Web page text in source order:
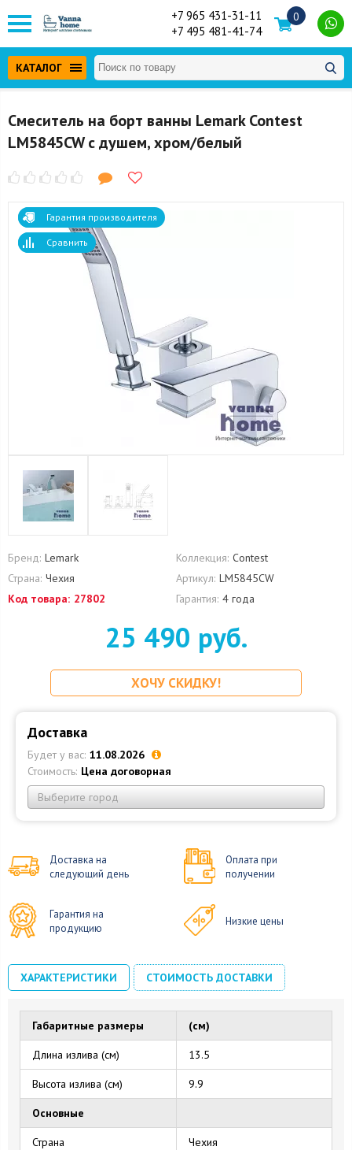
+7 965 431-31-11
+7 495 481-41-74
0
КАТАЛОГ
Смеситель на борт ванны Lemark Contest
LM5845CW с душем, хром/белый
Гарантия производителя
Сравнить
Бренд: Lemark Коллекция: Contest
Страна: Чехия Артикул: LM5845CW
Код товара: 27802 Гарантия: 4 года
25 490 руб.
ХОЧУ СКИДКУ!
Доставка
Будет у вас: 11.08.2026
Стоимость: Цена договорная
Выберите город
Доставка на
следующий день
Оплата при
получении
Гарантия на
продукцию
Низкие цены
ХАРАКТЕРИСТИКИ СТОИМОСТЬ ДОСТАВКИ
Габаритные размеры (см)
Длина излива (см) 13.5
Высота излива (см) 9.9
Основные
Страна Чехия